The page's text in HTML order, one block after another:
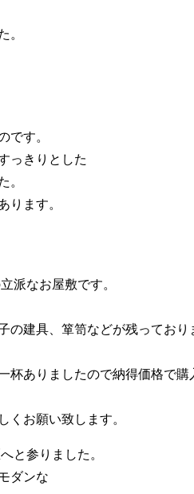
。
です。
っきりとした
。
ります。
派なお屋敷です。
建具、箪笥などが残ってお
ありましたので納得価格で
くお願い致します。
と参りました。
ダンな